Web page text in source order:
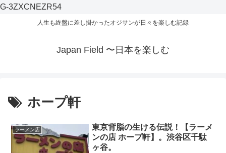
G-3ZXCNEZR54
人生も終盤に差し掛かったオジサンが日々を楽しむ記録
Japan Field 〜日本を楽しむ
ホープ軒
ラーメン店
東京背脂の生ける伝説！【ラーメ
ンの店 ホープ軒】。渋谷区千駄
ヶ谷。